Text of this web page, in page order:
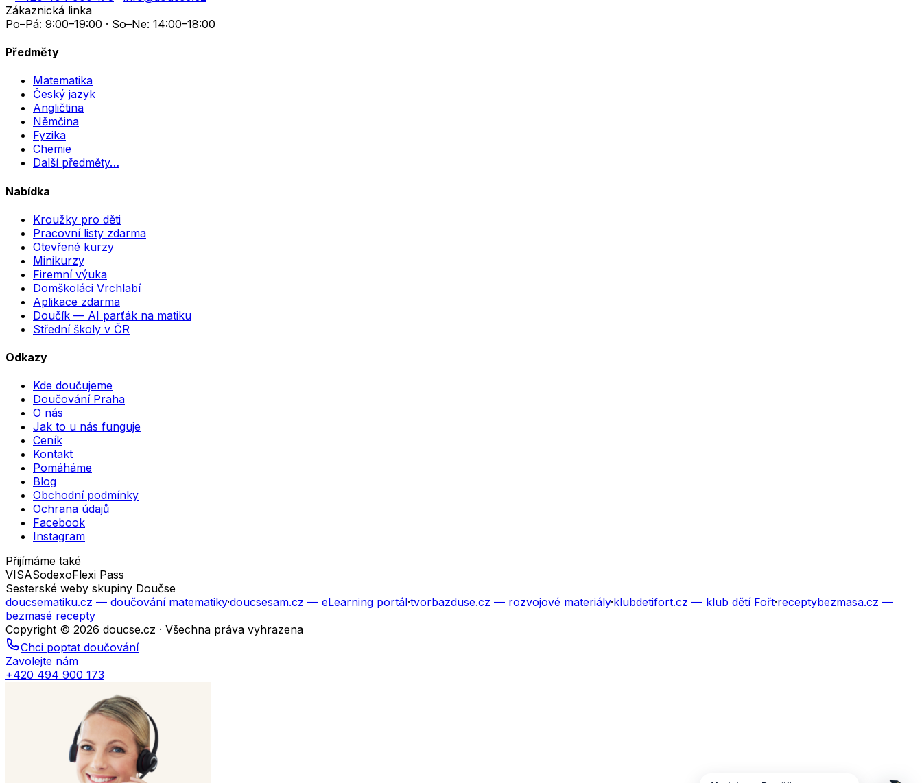
Zákaznická linka
Po–Pá: 9:00–19:00 · So–Ne: 14:00–18:00
Předměty
Matematika
Český jazyk
Angličtina
Němčina
Fyzika
Chemie
Další předměty…
Nabídka
Kroužky pro děti
Pracovní listy zdarma
Otevřené kurzy
Minikurzy
Firemní výuka
Domškoláci Vrchlabí
Aplikace zdarma
Doučík — AI parťák na matiku
Střední školy v ČR
Odkazy
Kde doučujeme
Doučování Praha
O nás
Jak to u nás funguje
Ceník
Kontakt
Pomáháme
Blog
Obchodní podmínky
Ochrana údajů
Facebook
Instagram
Přijímáme také
VISASodexoFlexi Pass
Sesterské weby skupiny Doučse
doucsematiku.cz — doučování matematiky·doucsesam.cz — eLearning portál·tvorbazduse.cz — rozvojové materiály·klubdetifort.cz — klub dětí Fořt·receptybezmasa.cz —
bezmasé recepty
Copyright © 2026 doucse.cz · Všechna práva vyhrazena
Chci poptat doučování
Zavolejte nám
+420 494 900 173